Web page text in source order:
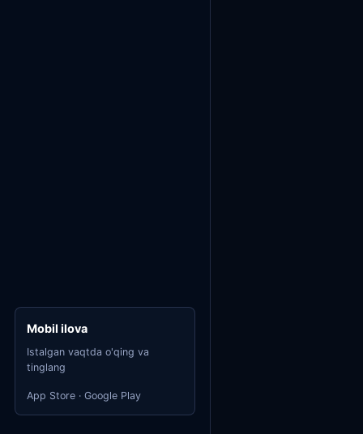
Mobil ilova
Istalgan vaqtda o'qing va
tinglang
App Store · Google Play